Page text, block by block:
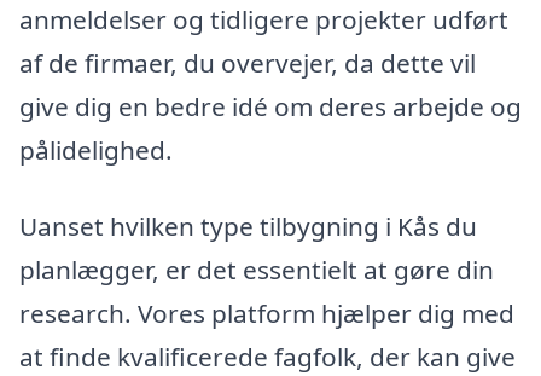
anmeldelser og tidligere projekter udført
af de firmaer, du overvejer, da dette vil
give dig en bedre idé om deres arbejde og
pålidelighed.
Uanset hvilken type tilbygning i Kås du
planlægger, er det essentielt at gøre din
research. Vores platform hjælper dig med
at finde kvalificerede fagfolk, der kan give